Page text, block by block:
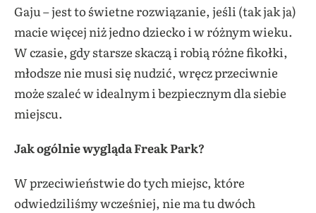
Gaju – jest to świetne rozwiązanie, jeśli (tak jak ja)
macie więcej niż jedno dziecko i w różnym wieku.
W czasie, gdy starsze skaczą i robią różne fikołki,
młodsze nie musi się nudzić, wręcz przeciwnie
może szaleć w idealnym i bezpiecznym dla siebie
miejscu.
Jak ogólnie wygląda Freak Park?
W przeciwieństwie do tych miejsc, które
odwiedziliśmy wcześniej, nie ma tu dwóch